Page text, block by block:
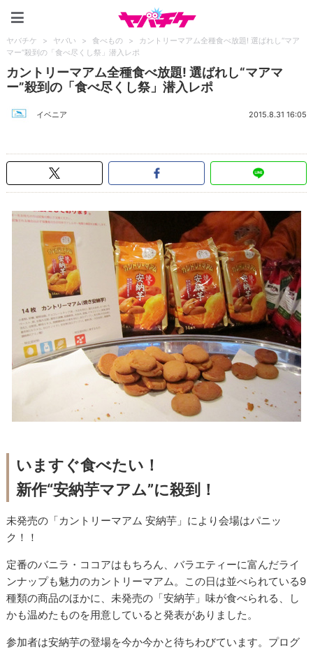
ヤバチケ > ヤバい > 食べもの >
カントリーマアム全種食べ放題! 選ばれし“マア
マー”殺到の「食べ尽くし祭」潜入レポ
カントリーマアム全種食べ放題! 選ばれし“マアマ
ー”殺到の「食べ尽くし祭」潜入レポ
イベニア 2015.8.31 16:05
いますぐ食べたい！
新作“安納芋マアム”に殺到！
未発売の「カントリーマアム 安納芋」により会場はパニッ
ク！！
定番のバニラ・ココアはもちろん、バラエティーに富んだライ
ンナップも魅力のカントリーマアム。この日は並べられている9
種類の商品のほかに、未発売の「安納芋」味が食べられる、し
かも温めたものを用意していると発表がありました。
参加者は安納芋の登場を今か今かと待ちわびています。プログ